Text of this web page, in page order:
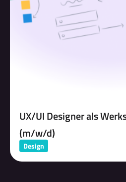
UX/UI Designer als
(m/w/d)
Design